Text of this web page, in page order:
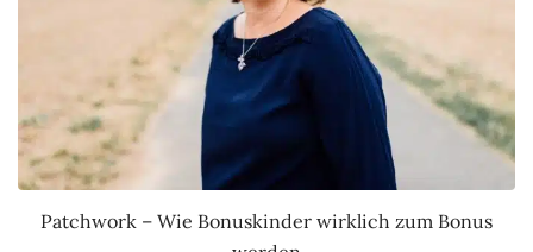
Patchwork – Wie Bonuskinder wirklich zum Bonus